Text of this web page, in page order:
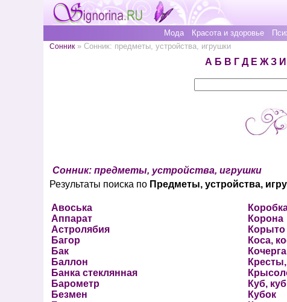
Мода Красота и здоровье
Сонник » Сонник: предметы, устройства, игрушки
А Б В Г Д Е Ж З И
Сонник: предметы, устройства, игрушки
Результаты поиска по Предметы, устройства,
Авоська
Аппарат
Астролябия
Багор
Бак
Баллон
Банка стеклянная
Барометр
Безмен
Корона
Корыто
Коса,
Кочерга
Куб,
Кубок